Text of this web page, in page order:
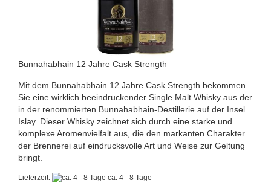
Bunnahabhain 12 Jahre Cask Strength
Mit dem Bunnahabhain 12 Jahre Cask Strength bekommen
Sie eine wirklich beeindruckender Single Malt Whisky aus der
in der renommierten Bunnahabhain-Destillerie auf der Insel
Islay. Dieser Whisky zeichnet sich durch eine starke und
komplexe Aromenvielfalt aus, die den markanten Charakter
der Brennerei auf eindrucksvolle Art und Weise zur Geltung
bringt.
Lieferzeit:
ca. 4 - 8 Tage